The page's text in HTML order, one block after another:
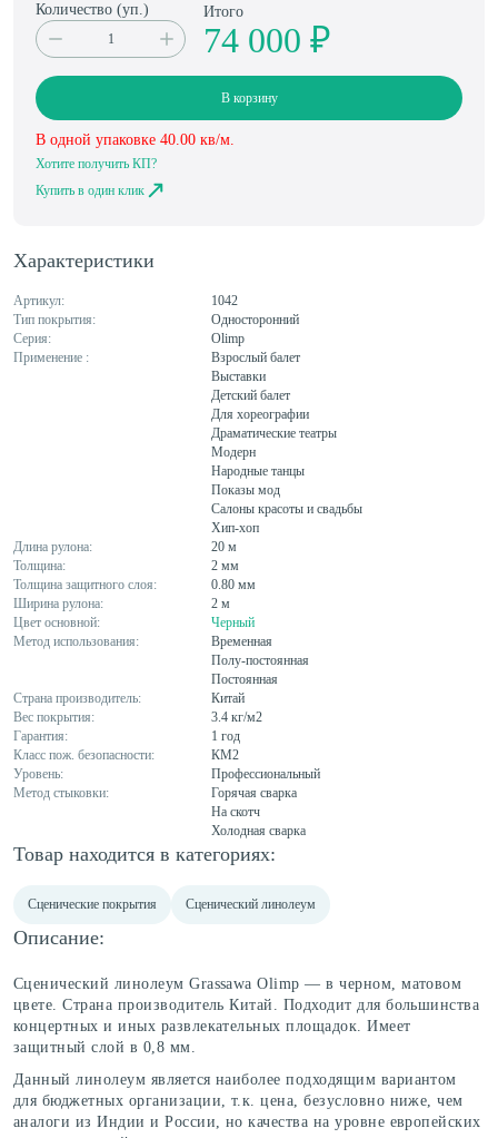
Характеристики
Артикул:
1042
Тип покрытия:
Односторонний
Серия:
Olimp
Применение :
Взрослый балет
Выставки
Детский балет
Для хореографии
Драматические театры
Модерн
Народные танцы
Показы мод
Салоны красоты и свадьбы
Хип-хоп
Длина рулона:
20 м
Толщина:
2 мм
Толщина защитного слоя:
0.80 мм
Ширина рулона:
2 м
Цвет основной:
Черный
Метод использования:
Временная
Полу-постоянная
Постоянная
Страна производитель:
Китай
Вес покрытия:
3.4 кг/м2
Гарантия:
1 год
Класс пож. безопасности:
КМ2
Уровень:
Профессиональный
Метод стыковки:
Горячая сварка
На скотч
Холодная сварка
Товар находится в категориях:
Сценические покрытия Сценический линолеум
Количество (уп.) Итого
74 000 ₽
В корзину
В одной упаковке 40.00 кв/м.
Хотите получить КП?
Купить в один клик
Описание:
Сценический линолеум Grassawa Olimp — в черном, матовом
цвете. Страна производитель Китай. Подходит для большинства
концертных и иных развлекательных площадок. Имеет
защитный слой в 0,8 мм.
Данный линолеум является наиболее подходящим вариантом
для бюджетных организации, т.к. цена, безусловно ниже, чем
аналоги из Индии и России, но качества на уровне европейских